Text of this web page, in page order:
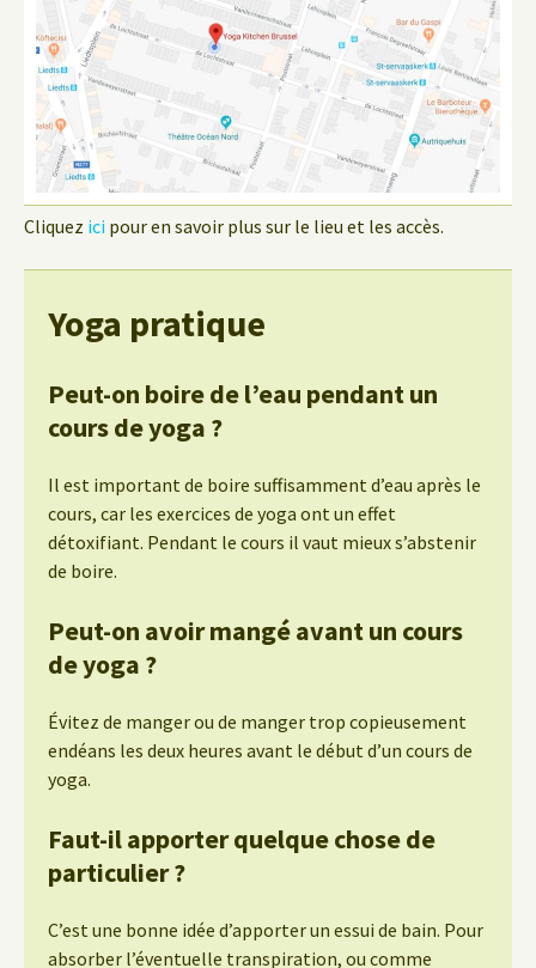
Cliquez ici pour en savoir plus sur le lieu et les accès.
Yoga pratique
Peut-on boire de l’eau pendant un
cours de yoga ?
Il est important de boire suffisamment d’eau après le
cours, car les exercices de yoga ont un effet
détoxifiant. Pendant le cours il vaut mieux s’abstenir
de boire.
Peut-on avoir mangé avant un cours
de yoga ?
Évitez de manger ou de manger trop copieusement
endéans les deux heures avant le début d’un cours de
yoga.
Faut-il apporter quelque chose de
particulier ?
C’est une bonne idée d’apporter un essui de bain. Pour
absorber l’éventuelle transpiration, ou comme